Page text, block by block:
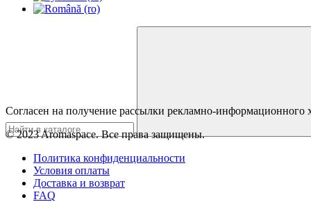
Согласен на получение рассылки рекламно-информационного
© 2023 Aromaspace. Все права защищены.
Политика конфиденциальности
Условия оплаты
Доставка и возврат
FAQ